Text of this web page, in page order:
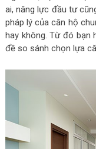
ai, năng lực đầu tư
pháp lý của căn hộ
hay không. Từ đó bạn
đề so sánh chọn lựa